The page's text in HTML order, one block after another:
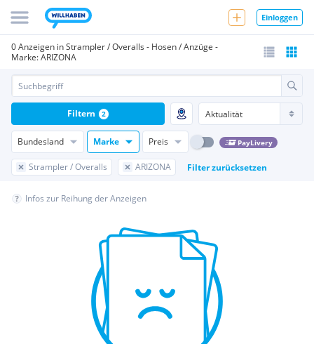
Einloggen
0 Anzeigen in Strampler / Overalls - Hosen / Anzüge -
Marke: ARIZONA
Bundesland Marke Preis PayLivery
Strampler / Overalls ARIZONA Filter zurücksetzen
Filtern 2
Infos zur Reihung der Anzeigen